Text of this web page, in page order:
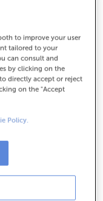
o día e hora que
to improve your user
tailored to your
can consult and
by clicking on the
directly accept or reject
on the "Accept
Policy.